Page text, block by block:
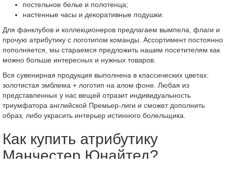
постельное белье и полотенца;
настенные часы и декоративные подушки.
Для фанклубов и коллекционеров предлагаем вымпела, флаги и
прочую атрибутику с логотипом команды. Ассортимент постоянно
пополняется, мы стараемся предложить нашим посетителям как
можно больше интересных и нужных товаров.
Вся сувенирная продукция выполнена в классических цветах:
золотистая эмблема + логотип на алом фоне. Любая из
представленных у нас вещей отразит индивидуальность
триумфатора английской Премьер-лиги и сможет дополнить
образ, либо украсить интерьер истинного болельщика.
Как купить атрибутику
Манчестер Юнайтед?